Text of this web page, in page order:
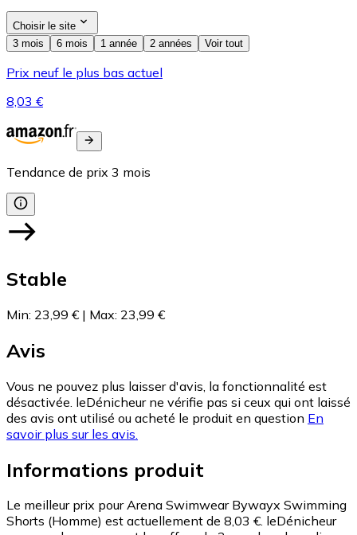
Choisir le site
3 mois
6 mois 1 année 2 années Voir tout
Prix neuf le plus bas actuel
8,03 €
Tendance de prix 3 mois
Stable
Min: 23,99 € | Max: 23,99 €
Avis
Vous ne pouvez plus laisser d'avis, la fonctionnalité est
désactivée. leDénicheur ne vérifie pas si ceux qui ont laissé
des avis ont utilisé ou acheté le produit en question En
savoir plus sur les avis.
Informations produit
Le meilleur prix pour Arena Swimwear Bywayx Swimming
Shorts (Homme) est actuellement de 8,03 €. leDénicheur